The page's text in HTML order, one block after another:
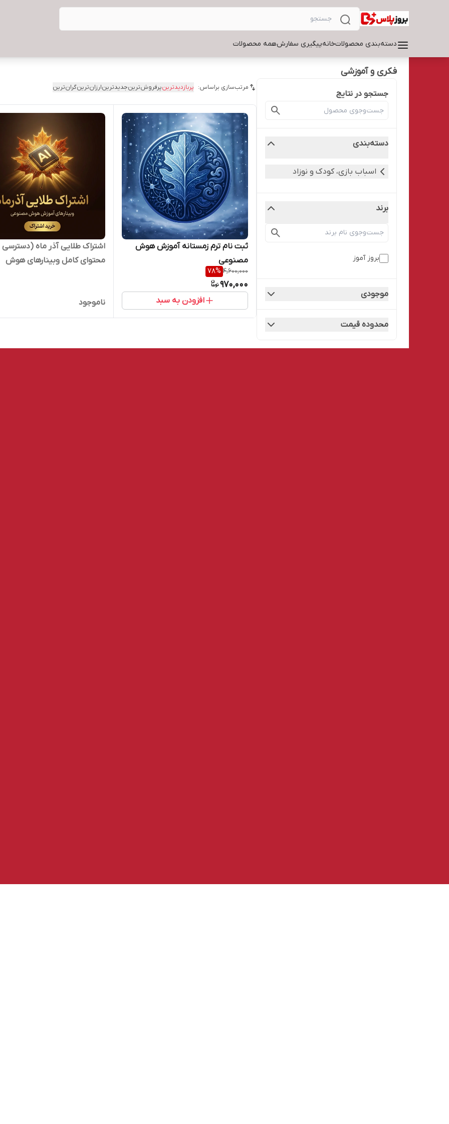
دسته‌بندی محصولاتخانهپیگیری سفارشهمه محصولات
فکری و آموزشی
جستجو در نتایج
دسته‌بندی
اسباب بازی، کودک و نوزاد
برند
بروز آموز
موجودی
محدوده قیمت
مرتب‌سازی براساس: پربازدیدترینپرفروش‌ترینجدیدترینارزان‌ترینگران‌ترین
ثبت نام ترم زمستانه آموزش هوش
مصنوعی
4,600,000
78%
970,000
افزودن به سبد
اشتراک طلایی آذر ماه (دسترسی
محتوای کامل وبینارهای هوش
ناموجود